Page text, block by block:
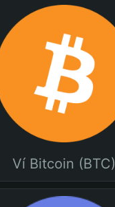
Ví Bitcoin (BTC)